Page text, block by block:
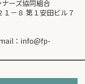
ーズ協同組合
－８ 第１安田ビル７
：info@fp-